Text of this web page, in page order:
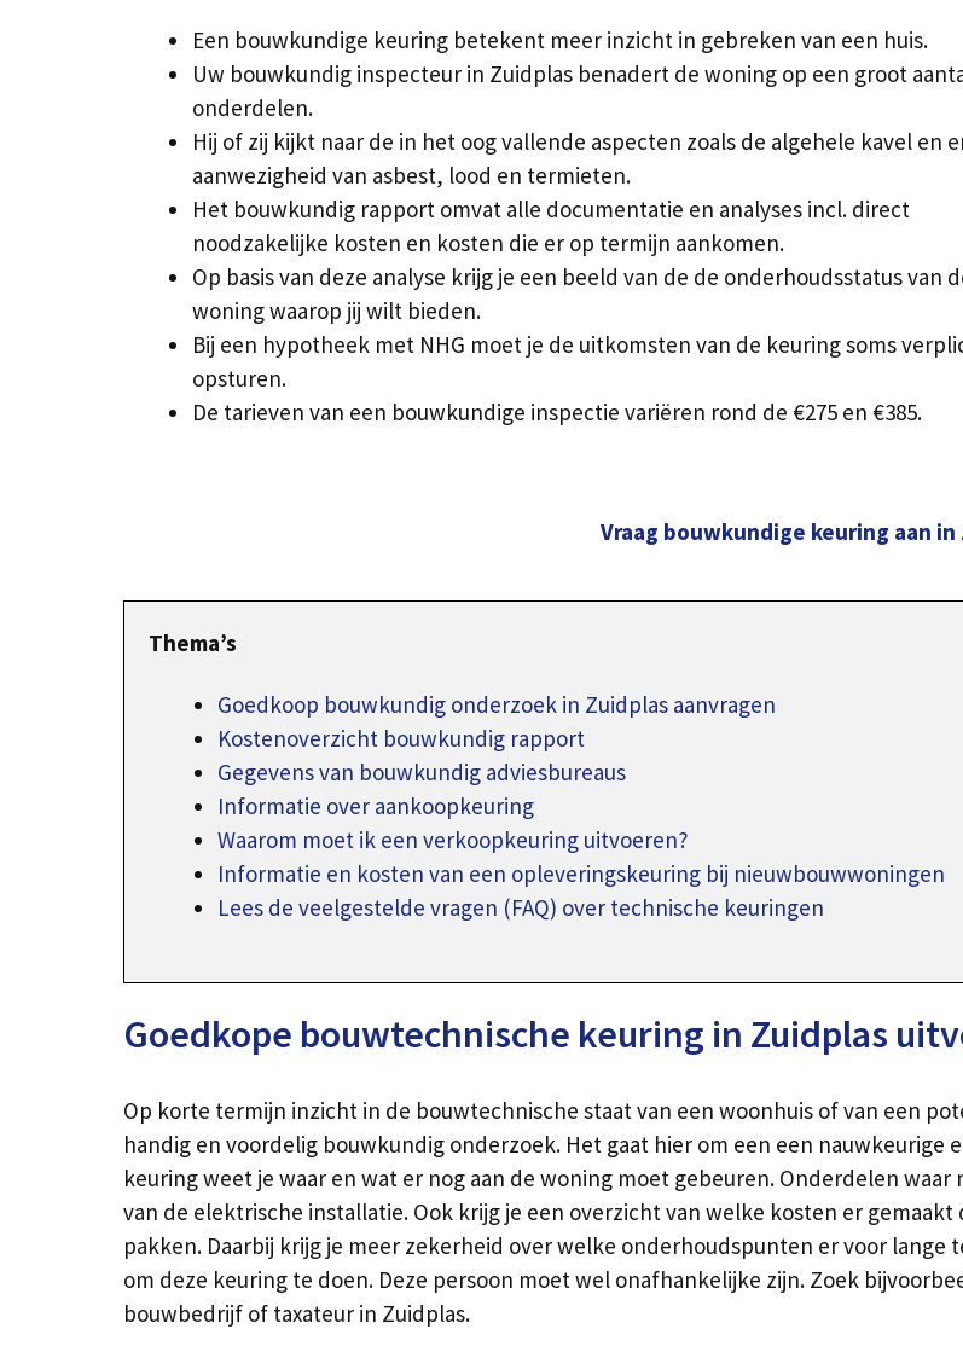
Een bouwkundige keuring betekent meer inzicht in gebreken van een huis.
Uw bouwkundig inspecteur in Zuidplas benadert de woning op een groot
onderdelen.
Hij of zij kijkt naar de in het oog vallende aspecten zoals de algehele kavel en
aanwezigheid van asbest, lood en termieten.
Het bouwkundig rapport omvat alle documentatie en analyses incl. direct
noodzakelijke kosten en kosten die er op termijn aankomen.
Op basis van deze analyse krijg je een beeld van de de onderhoudsstatus van
woning waarop jij wilt bieden.
Bij een hypotheek met NHG moet je de uitkomsten van de keuring soms
opsturen.
De tarieven van een bouwkundige inspectie variëren rond de €275 en €385.
Vraag bouwkundige keuring aan in
Thema’s
Goedkoop bouwkundig onderzoek in Zuidplas aanvragen
Kostenoverzicht bouwkundig rapport
Gegevens van bouwkundig adviesbureaus
Informatie over aankoopkeuring
Waarom moet ik een verkoopkeuring uitvoeren?
Informatie en kosten van een opleveringskeuring bij nieuwbouwwoningen
Lees de veelgestelde vragen (FAQ) over technische keuringen
Goedkope bouwtechnische keuring in Zuidplas
Op korte termijn inzicht in de bouwtechnische staat van een woonhuis of van een
handig en voordelig bouwkundig onderzoek. Het gaat hier om een een nauwkeurige
keuring weet je waar en wat er nog aan de woning moet gebeuren. Onderdelen
van de elektrische installatie. Ook krijg je een overzicht van welke kosten er
pakken. Daarbij krijg je meer zekerheid over welke onderhoudspunten er voor
om deze keuring te doen. Deze persoon moet wel onafhankelijke zijn. Zoek
bouwbedrijf of taxateur in Zuidplas.